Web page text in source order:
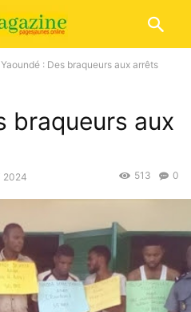
Yaoundé : Des braqueurs aux arrêts
braqueurs aux
2024 0
513